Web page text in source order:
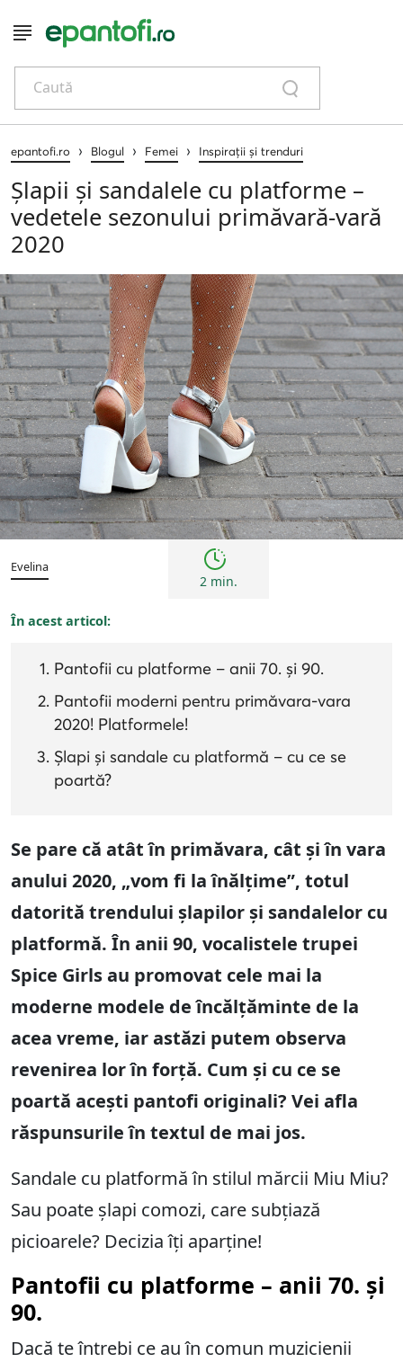
Caută
epantofi.ro › Blogul › Femei › Inspirații și trenduri
Șlapii și sandalele cu platforme –
vedetele sezonului primăvară-vară
2020
Femei Inspirații și trenduri
Evelina
2 min.
În acest articol:
Pantofii cu platforme – anii 70. și 90.
Pantofii moderni pentru primăvara-vara
2020! Platformele!
Șlapi și sandale cu platformă – cu ce se
poartă?
Se pare că atât în ​​primăvara, cât și în vara
anului 2020, „vom fi la înălțime”, totul
datorită trendului șlapilor și sandalelor cu
platformă. În anii 90, vocalistele trupei
Spice Girls au promovat cele mai la
moderne modele de încălțăminte de la
acea vreme, iar astăzi putem observa
revenirea lor în forță. Cum și cu ce se
poartă acești pantofi originali? Vei afla
răspunsurile în textul de mai jos.
Sandale cu platformă în stilul mărcii Miu Miu?
Sau poate șlapi comozi, care subțiază
picioarele? Decizia îți aparține!
Pantofii cu platforme – anii 70. și
90.
Dacă te întrebi ce au în comun muzicienii